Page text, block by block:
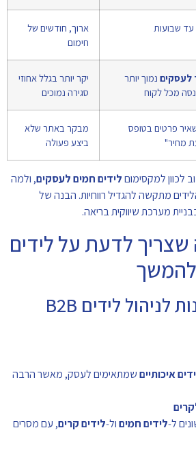
עד שבועות
ארוך, חודשים של
חימום
לעסקים נמוך יותר
מכל לקוח
יקר יותר בגלל אחוזי
סגירה נמוכים
פרטים בטופס
מחיר"
מבקר באתר שלא
ביצע פעולה
למקסימוםלידים חמים לעסקים, ולמה
מתקשה להגדיל רווחיות. הבנה של
מערכת שיווקית בריאה.
שצריך לדעת על לידים
שלושת העקרונות לניהול לידים B2B
איכותייםשמתאימים לעסק, מאשר הרבה
ל‑לידים חמיםול‑לידים קרים, עם מסרים